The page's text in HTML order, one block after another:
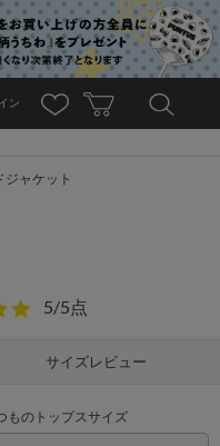
ン
ャケット
5/5点
サイズレビュー
ものトップスサイズ